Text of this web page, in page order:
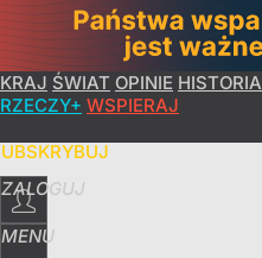
KRAJ ŚWIAT OPINIE HISTORIA
RZECZY+ WSPIERAJ
ZALOGUJ
MENU